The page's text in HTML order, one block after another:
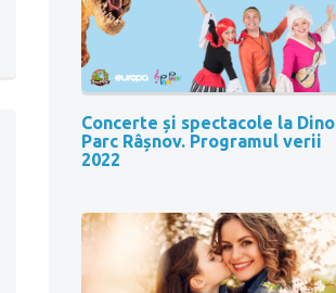
Concerte și spectacole la Dino
Parc Râșnov. Programul verii
2022